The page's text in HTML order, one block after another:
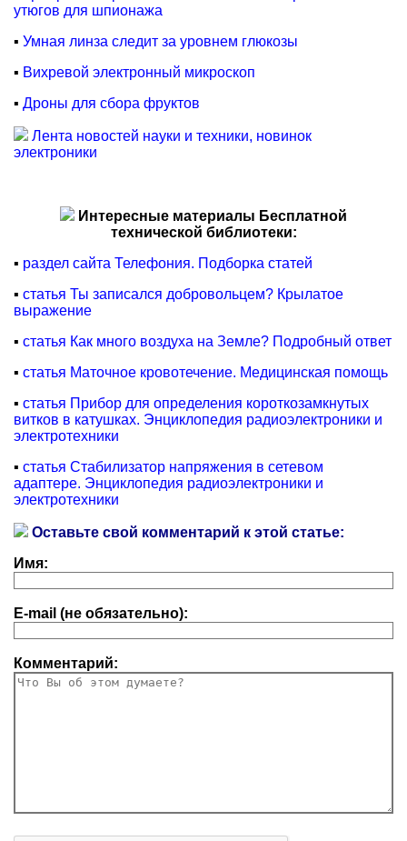
утюгов для шпионажа
▪ Умная линза следит за уровнем глюкозы
▪ Вихревой электронный микроскоп
▪ Дроны для сбора фруктов
Лента новостей науки и техники, новинок
электроники
Интересные материалы Бесплатной
технической библиотеки:
▪ раздел сайта Телефония. Подборка статей
▪ статья Ты записался добровольцем? Крылатое
выражение
▪ статья Как много воздуха на Земле? Подробный ответ
▪ статья Маточное кровотечение. Медицинская помощь
▪ статья Прибор для определения короткозамкнутых
витков в катушках. Энциклопедия радиоэлектроники и
электротехники
▪ статья Стабилизатор напряжения в сетевом
адаптере. Энциклопедия радиоэлектроники и
электротехники
Оставьте свой комментарий к этой статье:
Имя:
E-mail (не обязательно):
Комментарий: